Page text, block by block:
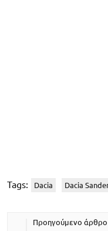
Tags: Dacia Dacia